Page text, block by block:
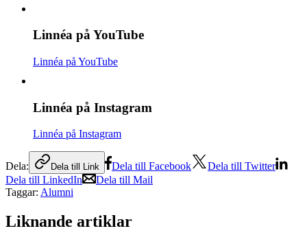
Linnéa på YouTube
Linnéa på YouTube
Linnéa på Instagram
Linnéa på Instagram
Dela: Dela till Link Dela till Facebook
Dela till Twitter
Dela till LinkedIn
Dela till Mail
Taggar: Alumni
Liknande artiklar